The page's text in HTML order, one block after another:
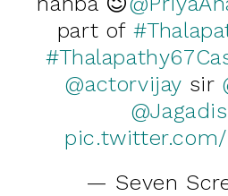
part of
@actorvijay sir
— Seven